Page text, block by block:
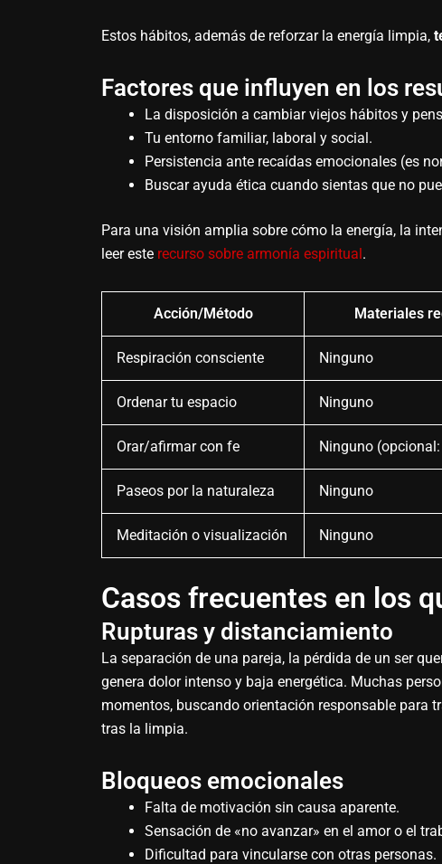
Estos hábitos, además de reforzar la energía limpia,
Factores que influyen en los
La disposición a cambiar viejos hábitos y
Tu entorno familiar, laboral y social.
Persistencia ante recaídas emocionales (es
Buscar ayuda ética cuando sientas que no
Para una visión amplia sobre cómo la energía, la
leer este recurso sobre armonía espiritual.
Acción/Método Materiales
Respiración consciente Ninguno
Ordenar tu espacio Ninguno
Orar/afirmar con fe Ninguno
Paseos por la naturaleza Ninguno
Meditación o visualización Ninguno
Casos frecuentes en los
Rupturas y distanciamiento
La separación de una pareja, la pérdida de un ser
genera dolor intenso y baja energética. Muchas
momentos, buscando orientación responsable para
tras la limpia.
Bloqueos emocionales
Falta de motivación sin causa aparente.
Sensación de «no avanzar» en el amor o el
Dificultad para vincularse con otras personas.